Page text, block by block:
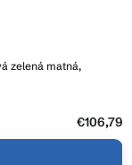
zelená matná,
€106,79